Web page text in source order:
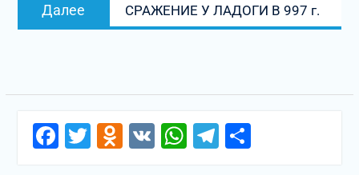
Далее
запись:
СРАЖЕНИЕ У ЛАДОГИ В 997 г.
Facebook
Twitter
Odnoklassniki
VKWhatsApp
Telegram